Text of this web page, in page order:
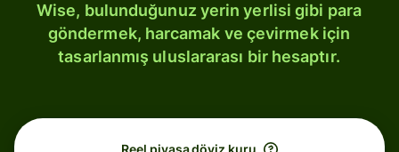
Wise, bulunduğunuz yerin yerlisi gibi para
göndermek, harcamak ve çevirmek için
tasarlanmış uluslararası bir hesaptır.
Reel piyasa döviz kuru